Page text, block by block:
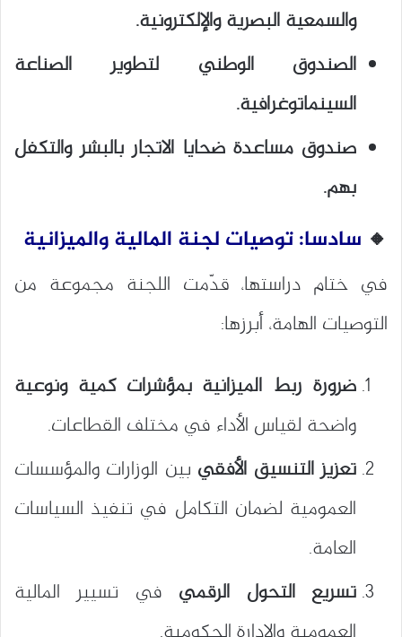
والسمعية البصرية والإلكترونية.
الصندوق الوطني لتطوير الصناعة
السينماتوغرافية.
صندوق مساعدة ضحايا الاتجار بالبشر والتكفل
بهم.
🔸 سادسا: توصيات لجنة المالية والميزانية
في ختام دراستها، قدّمت اللجنة مجموعة من
التوصيات الهامة، أبرزها:
ضرورة ربط الميزانية بمؤشرات كمية ونوعية
واضحة لقياس الأداء في مختلف القطاعات.
تعزيز التنسيق الأفقي بين الوزارات والمؤسسات
العمومية لضمان التكامل في تنفيذ السياسات
العامة.
تسريع التحول الرقمي في تسيير المالية